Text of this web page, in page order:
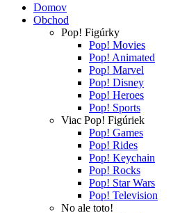
Domov
Obchod
Pop! Figúrky
Pop! Movies
Pop! Animated
Pop! Marvel
Pop! Disney
Pop! Heroes
Pop! Sports
Viac Pop! Figúriek
Pop! Games
Pop! Rides
Pop! Keychain
Pop! Rocks
Pop! Star Wars
Pop! Television
No ale toto!